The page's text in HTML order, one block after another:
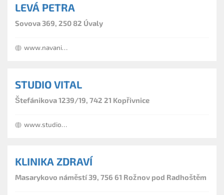
LEVÁ PETRA
Sovova 369, 250 82 Úvaly
www.navanita.cz
STUDIO VITAL
Štefánikova 1239/19, 742 21 Kopřivnice
www.studio-vital.cz
KLINIKA ZDRAVÍ
Masarykovo náměstí 39, 756 61 Rožnov pod Radhoštěm